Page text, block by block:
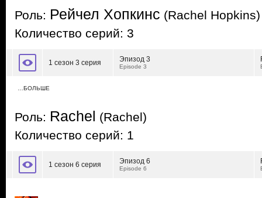
Роль: Рейчел Хопкинс (Rachel Hopkins)
Количество серий: 3
1 сезон 3 серия Эпизод 3
Episode 3
…БОЛЬШЕ
Роль: Rachel (Rachel)
Количество серий: 1
1 сезон 6 серия Эпизод 6
Episode 6